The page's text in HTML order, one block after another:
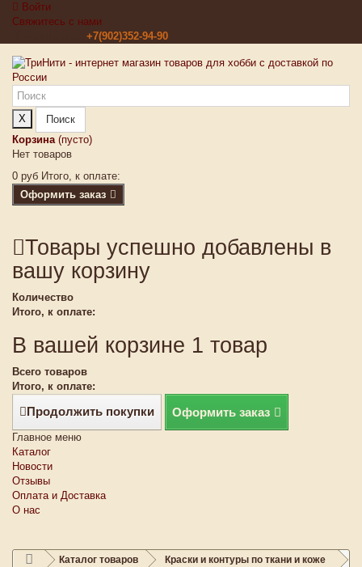
Войти
Свяжитесь с нами
+7(902)352-94-90
X
Поиск
Корзина (пусто)
Нет товаров
0 руб Итого, к оплате:
Оформить заказ
Товары успешно добавлены в
вашу корзину
Количество
Итого, к оплате:
В вашей корзине 1 товар
Всего товаров
Итого, к оплате:
Продолжить покупки Оформить заказ
Главное меню
Каталог
Новости
Отзывы
Оплата и Доставка
О нас
Каталог товаров
Краски и контуры по ткани и коже